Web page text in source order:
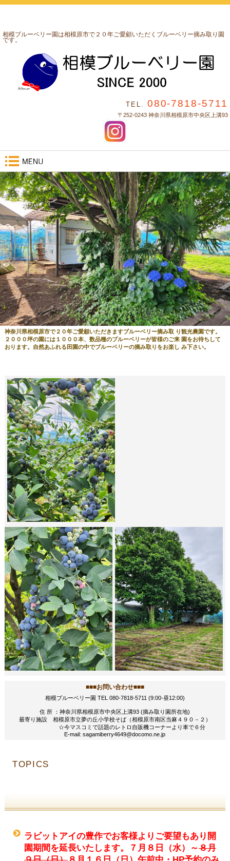
相模ブルーベリー園は相模原市で２０年ご愛顧いただくブルーベリー摘み取り園
です。
TEL. 080-7818-5711
〒252-0243 神奈川県相模原市中央区上溝93
神奈川県相模原市で２０年ご愛顧いただきますブルーベリー摘み取 り観光農園です。
２０００坪の園には１０００本、数品種のブルーベリーが皆様のご来 園をお待ちして
おります。自然あふれる田園の中でブルーベリーの摘み取りをお楽し み下さい。
■■■お問い合わせ■■■
相模ブルーベリー園 TEL 080-7818-5711 (9:00-昼12:00)
住 所 ：神奈川県相模原市中央区上溝93 (摘み取り園所在地)
最寄り施設 相模原市立夢の丘小学校そば（相模原市南区当麻４９０－２）
☆今マスコミで話題のレトロ自販機コーナーより車で６分
E-mail: sagamiberry4649@docomo.ne.jp
TOPICS
ラビットアイの豊作でお客様よりご要望もあり開
園期間を延長いたします。７月８日（水）～８月